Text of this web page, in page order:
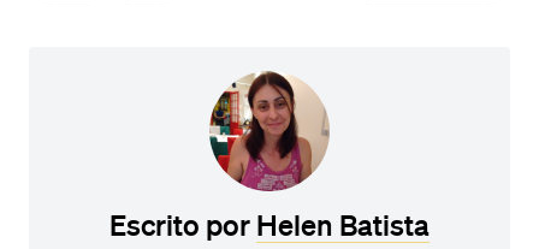
Escrito por Helen Batista